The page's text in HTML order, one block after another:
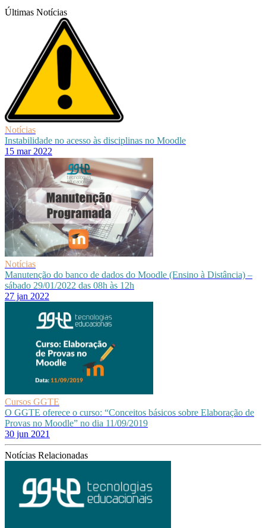
Últimas Notícias
Notícias
Instabilidade no acesso às disciplinas no Moodle
15 mar 2022
Notícias
Manutenção do banco de dados do Moodle (Ensino à Distância) –
sábado 29/01/2022 das 08h às 12h
27 jan 2022
Cursos GGTE
O GGTE oferece o curso: “Conceitos básicos sobre Elaboração de
Provas no Moodle” no dia 11/09/2019
30 jun 2021
Notícias Relacionadas